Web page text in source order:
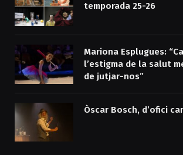
temporada 25-26
Mariona Esplugues:
l’estigma de la salut
de jutjar-nos”
Òscar Bosch, d’ofici